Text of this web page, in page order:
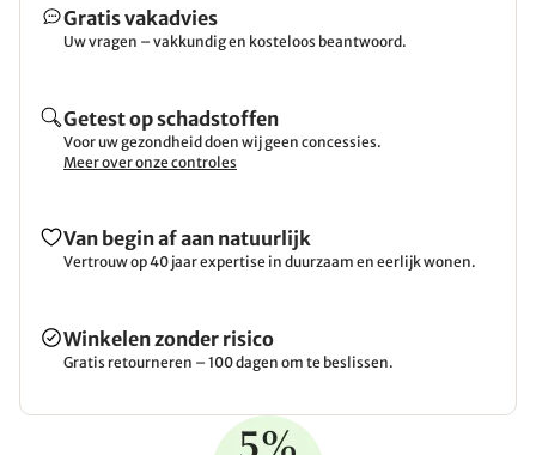
Gratis vakadvies
Uw vragen – vakkundig en kosteloos beantwoord.
Getest op schadstoffen
Voor uw gezondheid doen wij geen concessies.
Meer over onze controles
Van begin af aan natuurlijk
Vertrouw op 40 jaar expertise in duurzaam en eerlijk wonen.
Winkelen zonder risico
Gratis retourneren – 100 dagen om te beslissen.